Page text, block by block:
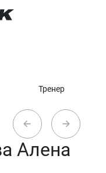
Алена